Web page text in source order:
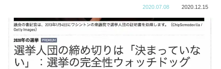
2020.07.08 2020.12.15